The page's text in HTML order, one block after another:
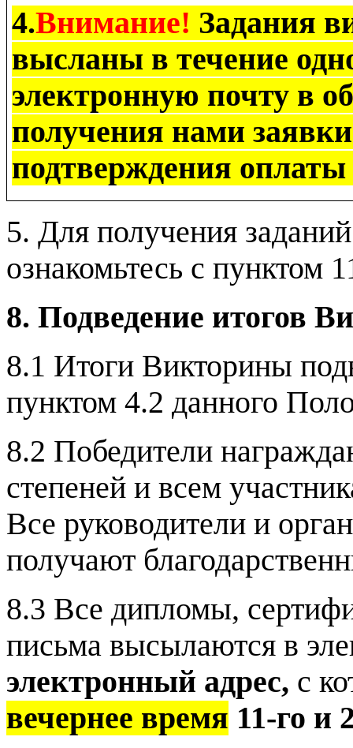
4.Внимание! Задания
высланы в течение
электронную почту в
получения нами
подтверждения оплаты
5. Для получения
ознакомьтесь с пунктом
8. Подведение итогов
8.1 Итоги Викторины
пунктом 4.2 данного
8.2 Победители
степеней и всем
Все руководители и
получают
8.3 Все дипломы,
письма высылаются в
электронный адрес, с
вечернее время 11-го и